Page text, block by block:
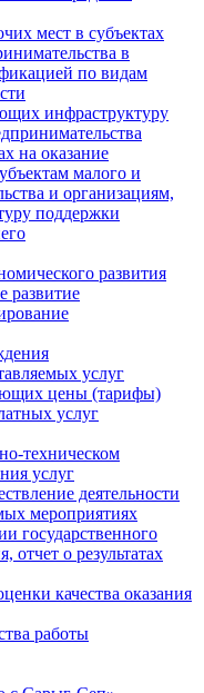
мест в субъектах
в
по видам
инфраструктуру
на оказание
малого и
и организациям,
поддержки
развития
развитие
услуг
цены (тарифы)
услуг
техническом
услуг
деятельности
мероприятиях
государственного
отчет о результатах
качества оказания
работы